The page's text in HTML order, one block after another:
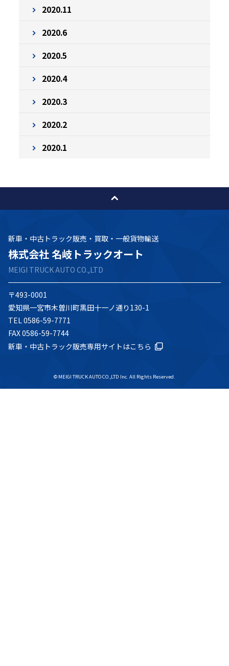
2020.11
2020.6
2020.5
2020.4
2020.3
2020.2
2020.1
新車・中古トラック販売・買取・一般貨物輸送
株式会社 名岐トラックオート
MEIGI TRUCK AUTO CO.,LTD
〒493-0001
愛知県一宮市木曽川町黒田十一ノ通り130-1
TEL 0586-59-7771
FAX 0586-59-7744
新車・中古トラック販売専用サイトはこちら
© MEIGI TRUCK AUTO CO.,LTD Inc. All Rights Reserved.